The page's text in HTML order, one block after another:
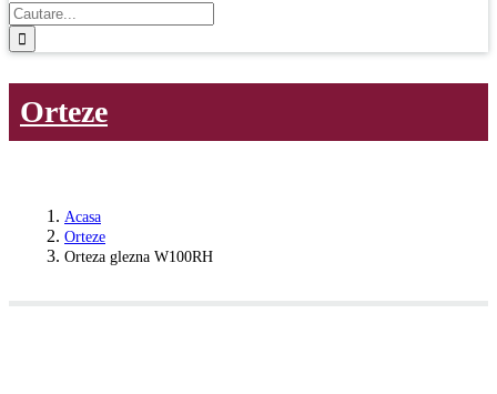
Cautare...
Orteze
Acasa
Orteze
Orteza glezna W100RH